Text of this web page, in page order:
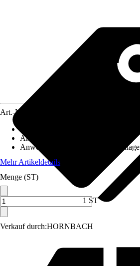
Verkauf durch:HORNBACH
Art.-Nr.
Anwendung
Anwendungsbereich
Heizungsanlage
Mehr Artikeldetails
Menge (ST)
1 ST